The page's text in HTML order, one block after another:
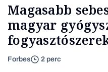
Magasabb
magyar
Forbes 2 perc